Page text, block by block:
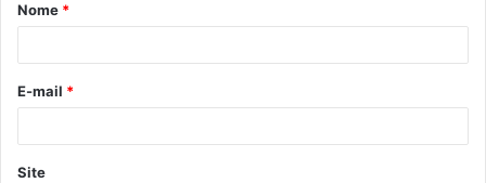
r
*
Nome *
E-mail *
Site